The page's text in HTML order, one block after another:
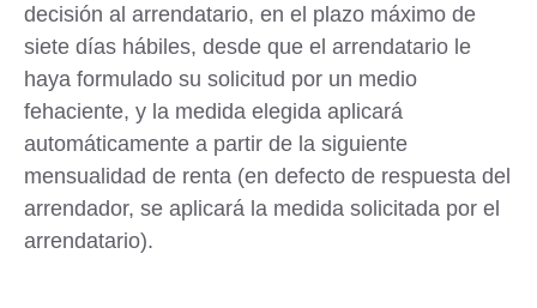
decisión al arrendatario, en el plazo máximo de
siete días hábiles, desde que el arrendatario le
haya formulado su solicitud por un medio
fehaciente, y la medida elegida aplicará
automáticamente a partir de la siguiente
mensualidad de renta (en defecto de respuesta del
arrendador, se aplicará la medida solicitada por el
arrendatario).